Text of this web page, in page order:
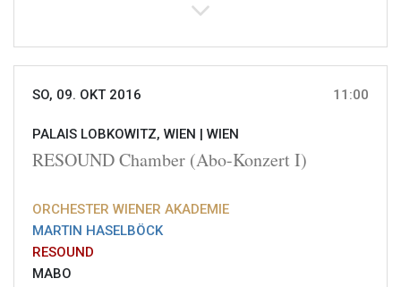
SO, 09. OKT 2016 11:00
PALAIS LOBKOWITZ, WIEN | WIEN
RESOUND Chamber (Abo-Konzert I)
ORCHESTER WIENER AKADEMIE
MARTIN HASELBÖCK
RESOUND
MABO